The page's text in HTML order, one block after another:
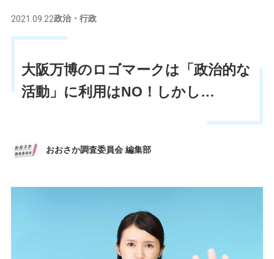
2021.09.22政治・行政
大阪万博のロゴマークは「政治的な
活動」に利用はNO！しかし…
おおさか調査委員会 編集部